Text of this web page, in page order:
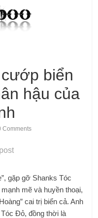
biển
hậu của
Comments
gặp gỡ Shanks Tóc
mẽ và huyền thoại,
cai trị biển cả. Anh
Đỏ, đồng thời là